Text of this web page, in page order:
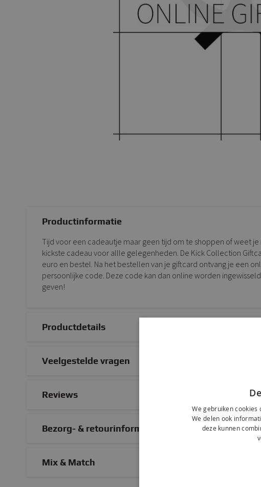
Productinformatie
Tijd voor een cadeautje maar geen tijd om te shoppen of weet
kickste cadeau voor allle gelegenheden. De Kick Collection
euro en bestel. Na het bestellen van je giftcard ontvang je een
persoonlijke code. Deze code kan dan online worden
geven!
Productdetails
Veelgestelde vragen
Reviews
Bezorg- & retourinformatie
Mix & Match
We gebruiken cookies
We delen ook
deze kunnen